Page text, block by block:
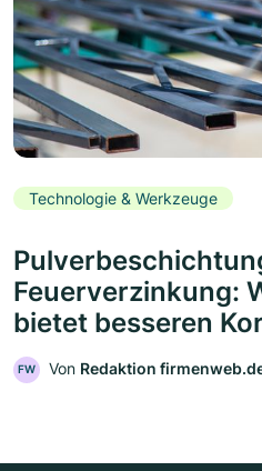
Technologie & Werkzeuge
Feuerverzinkung:
bietet besseren
FW Von Redaktion